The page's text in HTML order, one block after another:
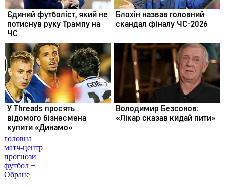
головна
матч-центр
прогнози
футбол +
Обране